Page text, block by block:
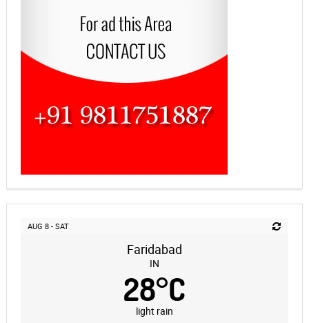
AUG 8 - SAT
Faridabad
IN
28°C
light rain